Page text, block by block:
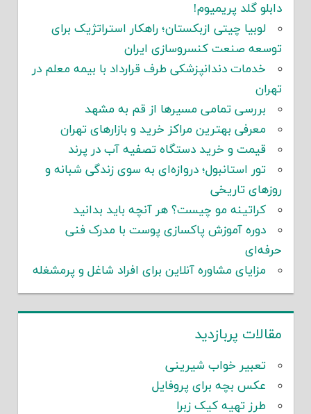
دابلو گلد پریمیوم!
لوبیا چیتی ازبکستان؛ راهکار استراتژیک برای
توسعه صنعت کنسروسازی ایران
خدمات دندانپزشکی طرف قرارداد با بیمه معلم در
تهران
بررسی تمامی مسیرها از قم به مشهد
معرفی بهترین مراکز خرید و بازارهای تهران
قیمت و خرید دستگاه تصفیه آب در پرند
تور استانبول؛ دروازه‌ای به سوی زندگی شبانه و
روزهای تاریخی
کراتینه مو چیست؟ هر آنچه باید بدانید
دوره آموزش پاکسازی پوست با مدرک فنی
حرفه‌ای
مزایای مشاوره آنلاین برای افراد شاغل و پرمشغله
مقالات پربازدید
تعبیر خواب شیرینی
عکس بچه برای پروفایل
طرز تهیه کیک زبرا